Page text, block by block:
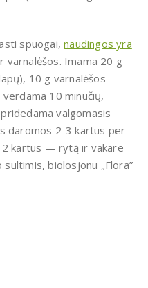
spuogai,naudingos yra
varnalėšos. Imama 20 g
10 g varnalėšos
10 minučių,
valgomasis
daromos 2-3 kartus per
2 kartus — rytą ir vakare
biolosjonu „Flora”